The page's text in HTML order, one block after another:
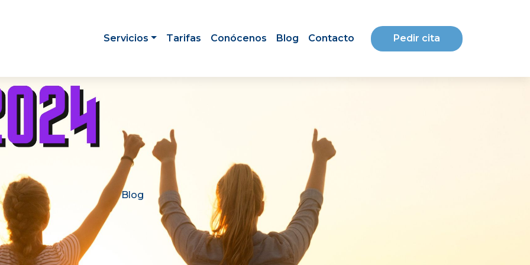
Servicios Tarifas Conócenos Blog Contacto Pedir cita
Blog